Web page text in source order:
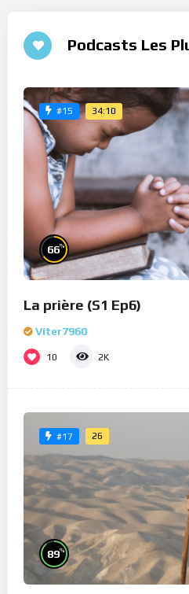
Podcasts Les
#15 34:10
66%
La prière (S1 Ep6)
Viter7960
10 2K
#17 26
89%